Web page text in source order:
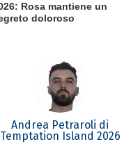
Andrea Petraroli di
Temptation Island 2026